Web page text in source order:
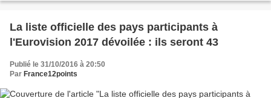
La liste officielle des pays participants à
l'Eurovision 2017 dévoilée : ils seront 43
Publié le 31/10/2016 à 20:50
Par France12points